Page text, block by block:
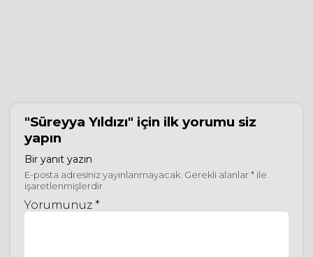
"Süreyya Yıldızı" için ilk yorumu siz
yapın
Bir yanıt yazın
E-posta adresiniz yayınlanmayacak. Gerekli alanlar* ile
işaretlenmişlerdir
Yorumunuz *